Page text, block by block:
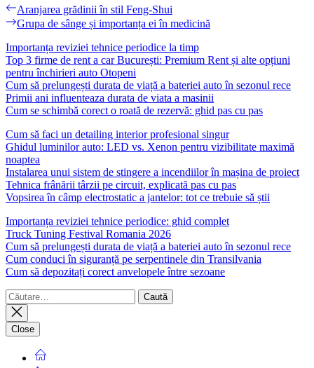
Navigare
în
articole
Previous
post:
Aranjarea grădinii în stil Feng-Shui
Next
Grupa de sânge și importanța ei în medicină
Importanța reviziei tehnice periodice la timp
Top 3 firme de rent a car București: Premium Rent și alte opțiuni
pentru închirieri auto Otopeni
Cum să prelungești durata de viață a bateriei auto în sezonul rece
Primii ani influenteaza durata de viata a masinii
Cum se schimbă corect o roată de rezervă: ghid pas cu pas
Cum să faci un detailing interior profesional singur
Ghidul luminilor auto: LED vs. Xenon pentru vizibilitate maximă
noaptea
Instalarea unui sistem de stingere a incendiilor în mașina de proiect
Tehnica frânării târzii pe circuit, explicată pas cu pas
Vopsirea în câmp electrostatic a jantelor: tot ce trebuie să știi
Importanța reviziei tehnice periodice: ghid complet
Truck Tuning Festival Romania 2026
Cum să prelungești durata de viață a bateriei auto în sezonul rece
Cum conduci în siguranță pe serpentinele din Transilvania
Cum să depozitați corect anvelopele între sezoane
Caută
după:
Close